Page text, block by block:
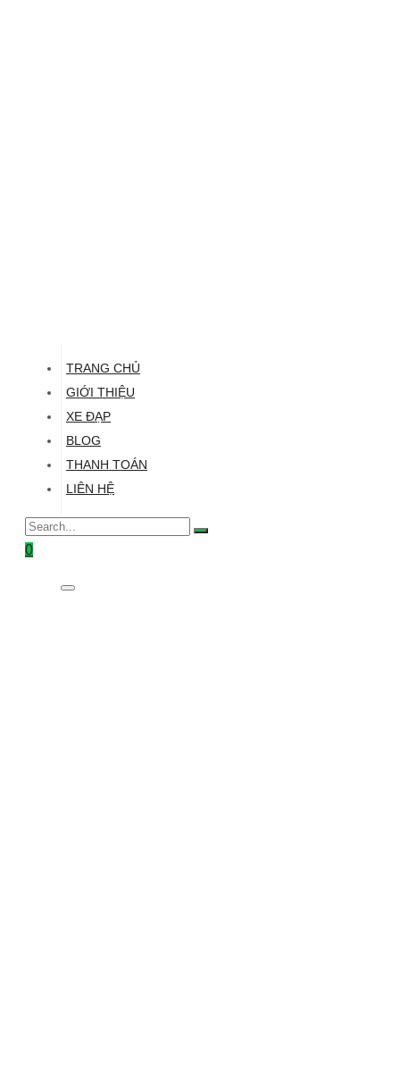
TRANG CHỦ
GIỚI THIỆU
XE ĐẠP
BLOG
THANH TOÁN
LIÊN HỆ
0